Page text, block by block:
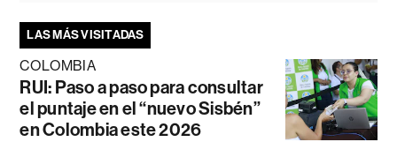
LAS MÁS VISITADAS
COLOMBIA
RUI: Paso a paso para consultar
el puntaje en el “nuevo Sisbén”
en Colombia este 2026